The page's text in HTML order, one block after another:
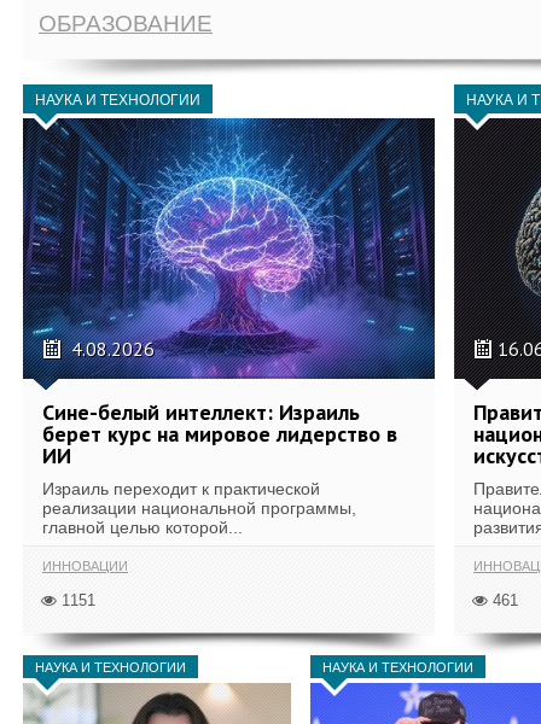
ОБРАЗОВАНИЕ
НАУКА И ТЕХНОЛОГИИ
4.08.2026
Сине-белый интеллект: Израиль
берет курс на мировое лидерство в
ИИ
Израиль переходит к практической
реализации национальной программы,
главной целью которой...
ИННОВАЦИИ
1151
НАУКА И
461
НАУКА И ТЕХНОЛОГИИ НАУКА И ТЕХНОЛОГИИ